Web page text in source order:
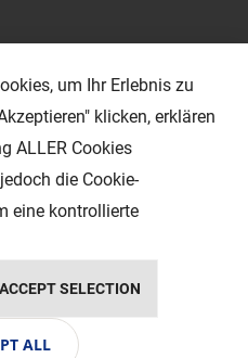
um Ihr Erlebnis zu
klicken, erklären
ALLER Cookies
die Cookie-
eine kontrollierte
ACCEPT SELECTION
ALL